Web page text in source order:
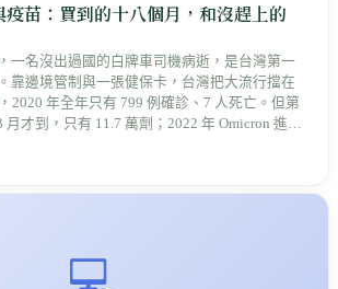
疫苗：買到的十八個月，和沒趕上的
一名沒出過國的白牌車司機病逝，是台灣第一
靠邊境管制與一張健保卡，台灣把大流行擋在
2020 年全年只有 799 例確診、7 人死亡。但第
月才到，只有 11.7 萬劑；2022 年 Omicron 進來
落在後面。那一年死亡年齡的中位數是 82